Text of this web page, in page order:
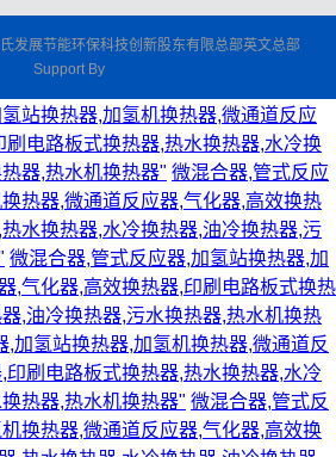
发展节能环保科技创新股东有限总部英文总部
Support By
站换热器,加氢机换热器,微通道反应
电路板式换热器,热水换热器,水冷换
器,热水机换热器" 微混合器,管式反应
热器,微通道反应器,气化器,高效换热
水换热器,水冷换热器,油冷换热器,污
微混合器,管式反应器,加氢站换热器,加
,气化器,高效换热器,印刷电路板式换热
,油冷换热器,污水换热器,热水机换热
,加氢站换热器,加氢机换热器,微通道反
刷电路板式换热器,热水换热器,水冷
热器,热水机换热器" 微混合器,管式反
换热器,微通道反应器,气化器,高效换